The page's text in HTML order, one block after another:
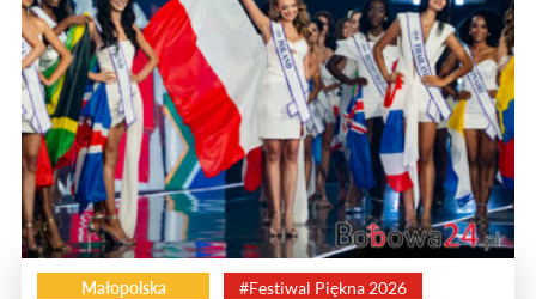
Małopolska #Festiwal Piękna 2026